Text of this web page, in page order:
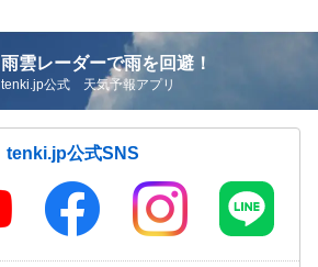
雨雲レーダーで雨を回避！
tenki.jp公式 天気予報アプリ
tenki.jp公式SNS